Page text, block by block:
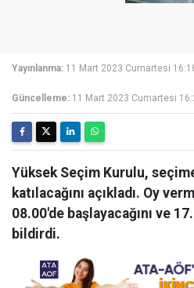
Yayınlanma: 11 Mart 2023 Cumartesi
Güncelleme: 11 Mart 2023 Cumartesi
Yüksek Seçim Kurulu,
katılacağını açıkladı. Oy
08.00'de başlayacağını ve
bildirdi.